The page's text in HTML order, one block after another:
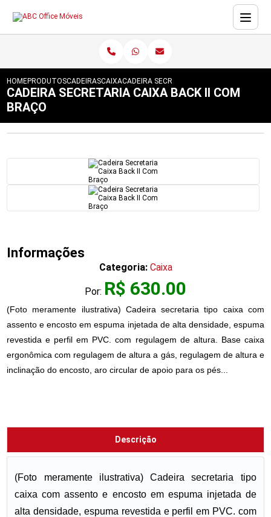
HOMEPRODUTOSCADEIRASCAIXACADEIRA SECRETARIA CAIXA BACK II COM
CADEIRA SECRETARIA CAIXA BACK II COM
BRAÇO
Informações
Categoria: Caixa
Por: R$ 630.00
(Foto meramente ilustrativa) Cadeira secretaria tipo caixa com
assento e encosto em espuma injetada de alta densidade, espuma
revestida e perfil em PVC. com regulagem de altura. Base caixa
ergonômica com regulagem de altura a gás, regulagem de altura e
inclinação do encosto, aro circular de apoio para os pés...
Descrição
(Foto meramente ilustrativa) Cadeira secretaria tipo
caixa com assento e encosto em espuma injetada de
alta densidade, espuma revestida e perfil em PVC. com